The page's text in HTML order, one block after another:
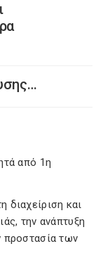
από 1η
διαχείριση και
την ανάπτυξη
προστασία των